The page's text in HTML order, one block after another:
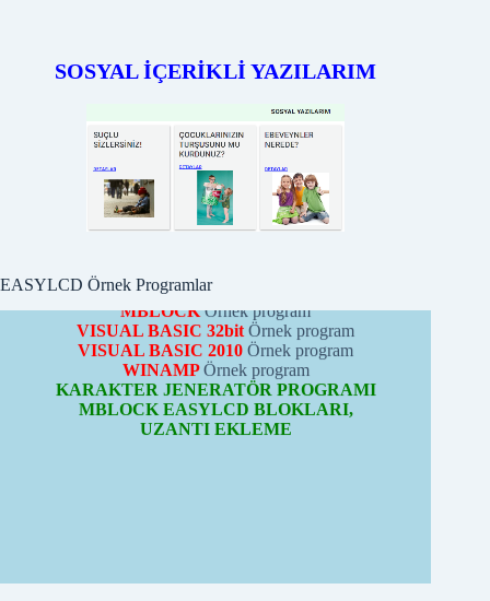
SOSYAL İÇERİKLİ YAZILARIM
EASYLCD Örnek Programlar
EASYLCD MODÜLÜ
ÖRNEK PROGRAMLARI
PICBASICÖrnek programları
PROTONBASICÖrnek program
ARDUİNO
Örnek programları
CCS-C
Örnek program
VISUAL BASIC 32bit
VISUAL BASIC 2010
WINAMP Örnek program
KARAKTER JENERATÖR PROGRAMI
MBLOCK EASYLCD BLOKLARI,
UZANTI EKLEME